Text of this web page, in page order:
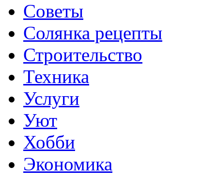
Советы
Солянка рецепты
Строительство
Техника
Услуги
Уют
Хобби
Экономика